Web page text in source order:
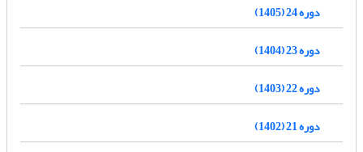
دوره 24 (1405)
دوره 23 (1404)
دوره 22 (1403)
دوره 21 (1402)